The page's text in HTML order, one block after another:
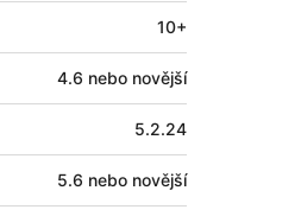
10+
4.6 nebo novější
5.2.24
5.6 nebo novější